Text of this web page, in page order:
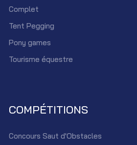
Complet
Tent Pegging
Pony games
Tourisme équestre
COMPÉTITIONS
Concours Saut d'Obstacles